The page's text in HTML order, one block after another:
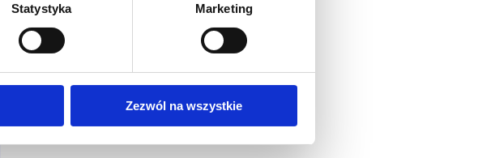
Statystyka Marketing
Zezwól na wszystkie